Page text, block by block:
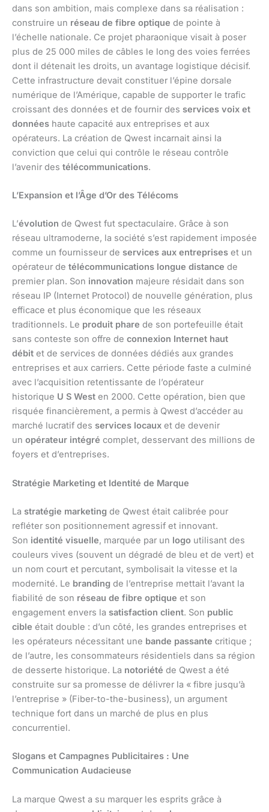
dans son ambition, mais complexe dans sa réalisation :
construire un réseau de fibre optique de pointe à
l’échelle nationale. Ce projet pharaonique visait à poser
plus de 25 000 miles de câbles le long des voies ferrées
dont il détenait les droits, un avantage logistique décisif.
Cette infrastructure devait constituer l’épine dorsale
numérique de l’Amérique, capable de supporter le trafic
croissant des données et de fournir des services voix et
données haute capacité aux entreprises et aux
opérateurs. La création de Qwest incarnait ainsi la
conviction que celui qui contrôle le réseau contrôle
l’avenir des télécommunications.
L’Expansion et l’Âge d’Or des Télécoms
L’évolution de Qwest fut spectaculaire. Grâce à son
réseau ultramoderne, la société s’est rapidement imposée
comme un fournisseur de services aux entreprises et un
opérateur de télécommunications longue distance de
premier plan. Son innovation majeure résidait dans son
réseau IP (Internet Protocol) de nouvelle génération, plus
efficace et plus économique que les réseaux
traditionnels. Le produit phare de son portefeuille était
sans conteste son offre de connexion Internet haut
débit et de services de données dédiés aux grandes
entreprises et aux carriers. Cette période faste a culminé
avec l’acquisition retentissante de l’opérateur
historique U S West en 2000. Cette opération, bien que
risquée financièrement, a permis à Qwest d’accéder au
marché lucratif des services locaux et de devenir
un opérateur intégré complet, desservant des millions de
foyers et d’entreprises.
Stratégie Marketing et Identité de Marque
La stratégie marketing de Qwest était calibrée pour
refléter son positionnement agressif et innovant.
Son identité visuelle, marquée par un logo utilisant des
couleurs vives (souvent un dégradé de bleu et de vert) et
un nom court et percutant, symbolisait la vitesse et la
modernité. Le branding de l’entreprise mettait l’avant la
fiabilité de son réseau de fibre optique et son
engagement envers la satisfaction client. Son public
cible était double : d’un côté, les grandes entreprises et
les opérateurs nécessitant une bande passante critique ;
de l’autre, les consommateurs résidentiels dans sa région
de desserte historique. La notoriété de Qwest a été
construite sur sa promesse de délivrer la « fibre jusqu’à
l’entreprise » (Fiber-to-the-business), un argument
technique fort dans un marché de plus en plus
concurrentiel.
Slogans et Campagnes Publicitaires : Une
Communication Audacieuse
La marque Qwest a su marquer les esprits grâce à